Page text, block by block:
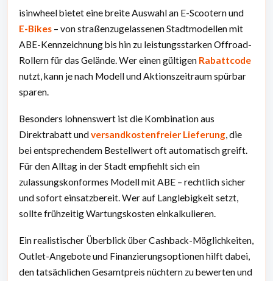
isinwheel bietet eine breite Auswahl an E-Scootern und
E-Bikes – von straßenzugelassenen Stadtmodellen mit
ABE-Kennzeichnung bis hin zu leistungsstarken Offroad-
Rollern für das Gelände. Wer einen gültigen Rabattcode
nutzt, kann je nach Modell und Aktionszeitraum spürbar
sparen.
Besonders lohnenswert ist die Kombination aus
Direktrabatt undversandkostenfreier Lieferung, die
bei entsprechendem Bestellwert oft automatisch greift.
Für den Alltag in der Stadt empfiehlt sich ein
zulassungskonformes Modell mit ABE – rechtlich sicher
und sofort einsatzbereit. Wer auf Langlebigkeit setzt,
sollte frühzeitig Wartungskosten einkalkulieren.
Ein realistischer Überblick über Cashback-Möglichkeiten,
Outlet-Angebote und Finanzierungsoptionen hilft dabei,
den tatsächlichen Gesamtpreis nüchtern zu bewerten und